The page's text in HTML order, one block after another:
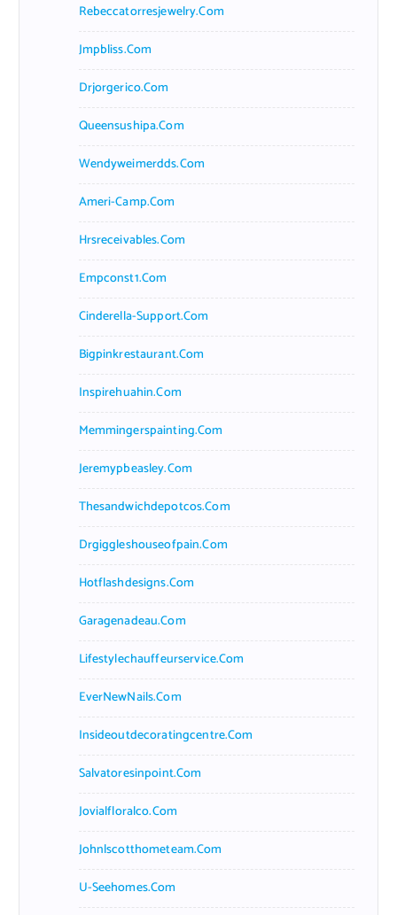
Rebeccatorresjewelry.com
Jmpbliss.com
Drjorgerico.com
Queensushipa.com
Wendyweimerdds.com
Ameri-Camp.com
Hrsreceivables.com
Empconst1.com
Cinderella-Support.com
Bigpinkrestaurant.com
Inspirehuahin.com
Memmingerspainting.com
Jeremypbeasley.com
Thesandwichdepotcos.com
Drgiggleshouseofpain.com
Hotflashdesigns.com
Garagenadeau.com
Lifestylechauffeurservice.com
EverNewNails.com
Insideoutdecoratingcentre.com
Salvatoresinpoint.com
Jovialfloralco.com
Johnlscotthometeam.com
U-Seehomes.com